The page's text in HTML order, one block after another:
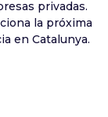
privadas.
la próxima
en Catalunya.